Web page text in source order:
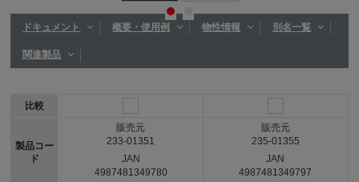
ドキュメント 概要・使用例 物性情報 別名一覧
関連製品
比較
製品コー
ド
販売元
233-01351
JAN
4987481349780
販売元
235-01355
JAN
4987481349797